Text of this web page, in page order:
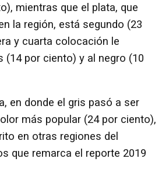
mientras que el plata, que
la región, está segundo (23
y cuarta colocación le
(14 por ciento) y al negro (10
en donde el gris pasó a ser
más popular (24 por ciento),
en otras regiones del
que remarca el reporte 2019